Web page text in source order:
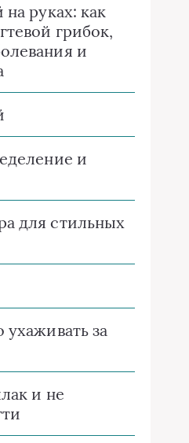
на руках: как
грибок,
и
и
для стильных
ухаживать за
и не